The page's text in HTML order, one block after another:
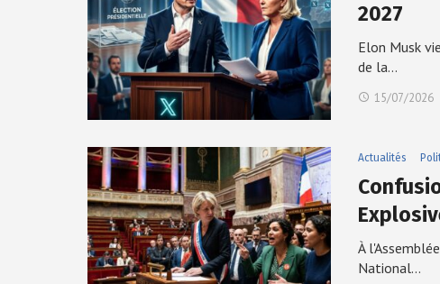
2027
Elon Musk
de la…
15/07/2026
Actualités
À
National…